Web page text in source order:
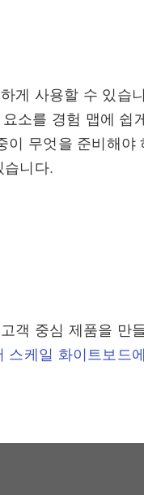
게 사용할 수 있습
소를 경험 맵에 쉽
이 무엇을 준비해야
습니다.
객 중심 제품을 만
스케일 화이트보드